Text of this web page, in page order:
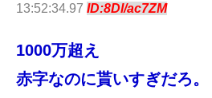
13:52:34.97 ID:8Dl/ac7ZM
1000万超え
赤字なのに貰いすぎだろ。